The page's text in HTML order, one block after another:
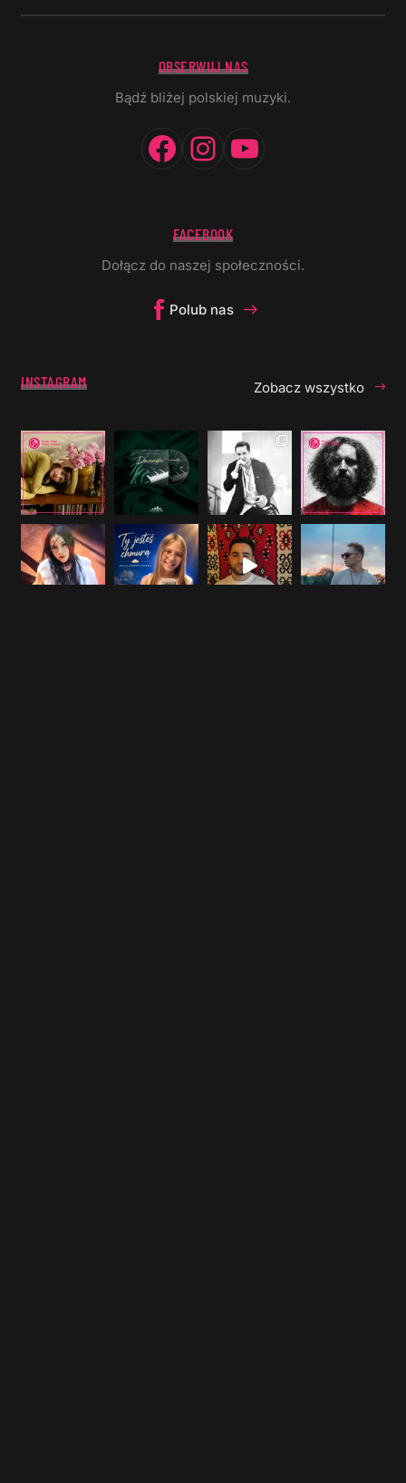
OBSERWUJ NAS
Bądź bliżej polskiej muzyki.
Facebook
Instagram
FACEBOOK
Dołącz do naszej społeczności.
Polub nas
INSTAGRAM Zobacz wszystko